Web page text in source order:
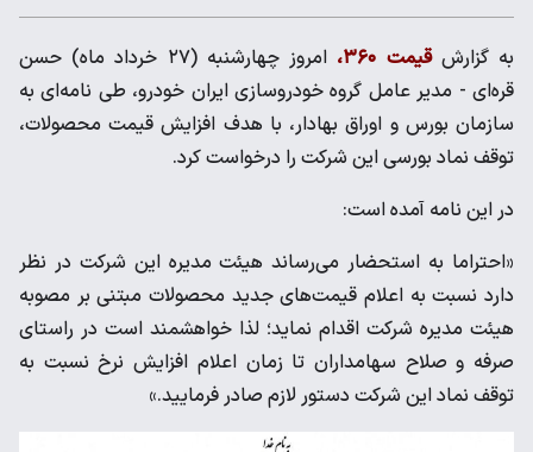
به گزارشقیمت ۳۶۰،
امروز چهارشنبه (۲۷ خرداد ماه) حسن
قره‌ای - مدیر عامل گروه خودروسازی ایران خودرو، طی نامه‌ای به
سازمان بورس و اوراق بهادار، با هدف افزایش قیمت محصولات،
توقف نماد بورسی این شرکت را درخواست کرد.
در این نامه آمده است:
«احتراما به استحضار می‌رساند هیئت مدیره این شرکت در نظر
دارد نسبت به اعلام قیمت‌های جدید محصولات مبتنی بر مصوبه
هیئت مدیره شرکت اقدام نماید؛ لذا خواهشمند است در راستای
صرفه و صلاح سهامداران تا زمان اعلام افزایش نرخ نسبت به
توقف نماد این شرکت دستور لازم صادر فرمایید.»